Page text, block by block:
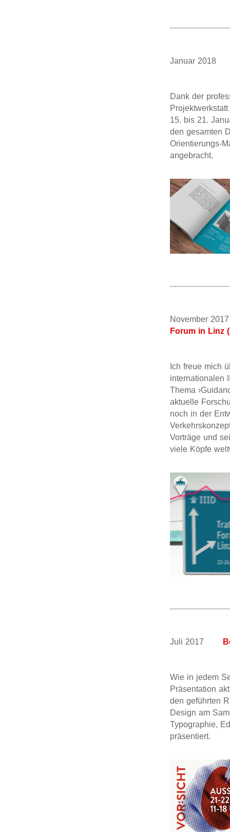
Januar
Dank der
15. bis 21.
den gesamten
Orientierungs-
angebracht.
November
Forum in Linz
Ich freue mich
internationalen
Thema
aktuelle
noch in der
Vorträge und
viele Köpfe
Juli 2017
Wie in jedem
Präsentation
den geführten
Design am
Typographie,
präsentiert.